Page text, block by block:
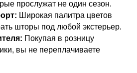
прослужат не один сезон.
Широкая палитра цветов
шторы под любой экстерьер.
Покупая в розницу
вы не переплачиваете